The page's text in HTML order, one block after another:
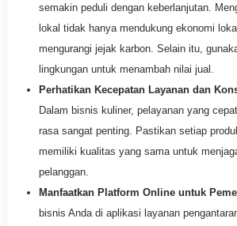
semakin peduli dengan keberlanjutan.
lokal tidak hanya mendukung ekonomi
mengurangi jejak karbon. Selain itu,
lingkungan untuk menambah nilai jual.
Perhatikan Kecepatan Layanan dan
Dalam bisnis kuliner, pelayanan yang
rasa sangat penting. Pastikan setiap
memiliki kualitas yang sama untuk
pelanggan.
Manfaatkan Platform Online untuk
bisnis Anda di aplikasi layanan